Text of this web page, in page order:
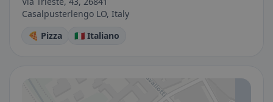
Casalpusterlengo LO, Italy
🍕 Pizza 🇮🇹 Italiano